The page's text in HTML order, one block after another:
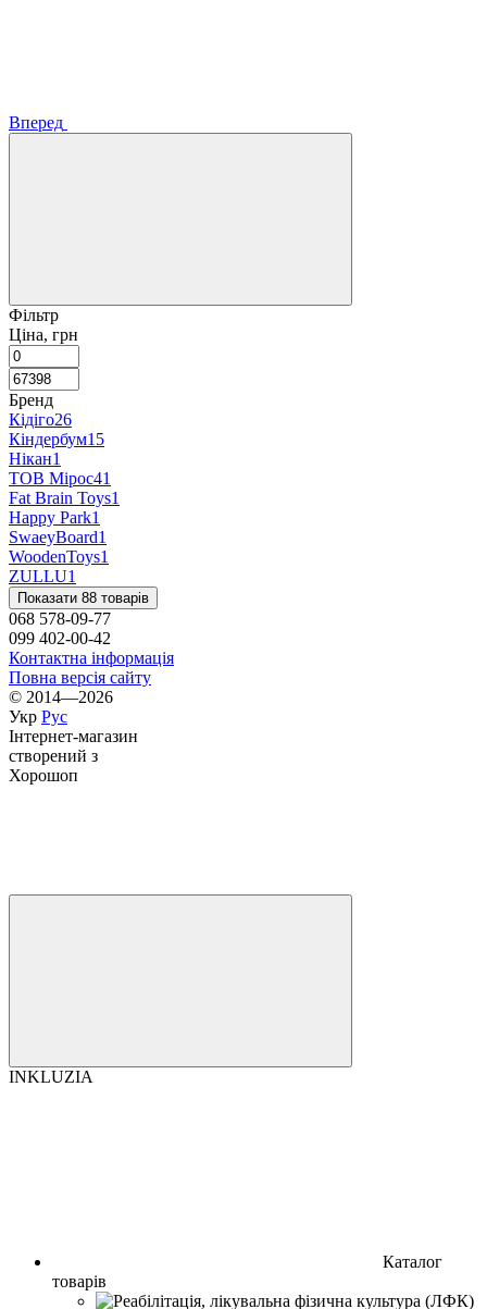
Вперед
Фільтр
Ціна, грн
Бренд
Кідіго26
Кіндербум15
Нікан1
ТОВ Мірос41
Fat Brain Toys1
Happy Park1
SwaeyBoard1
WoodenToys1
ZULLU1
Показати 88 товарів
068 578-09-77
099 402-00-42
Контактна інформація
Повна версія сайту
© 2014—2026
Укр Рус
Інтернет-магазин
створений з
Хорошоп
INKLUZIA
Каталог
товарів